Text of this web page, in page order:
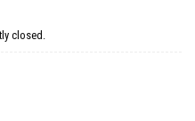
closed.